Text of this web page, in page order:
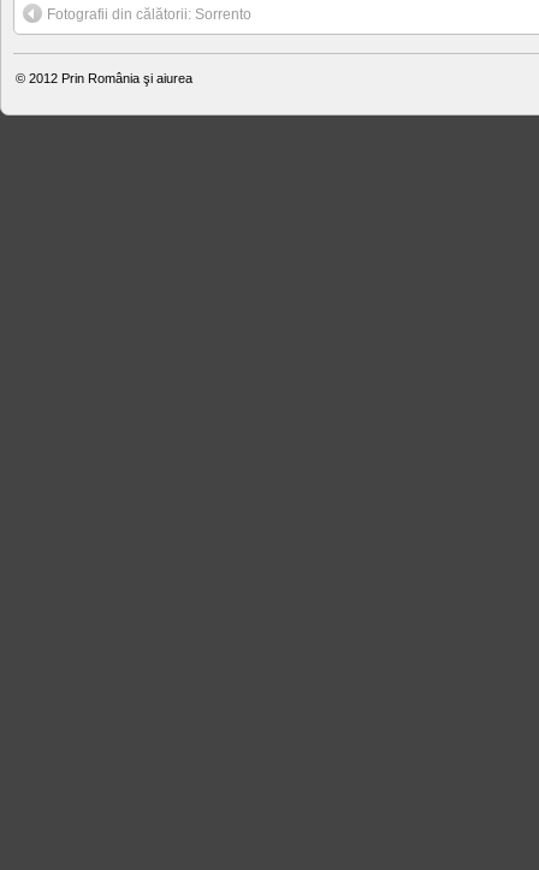
Fotografii din călătorii: Sorrento
© 2012 Prin România şi aiurea